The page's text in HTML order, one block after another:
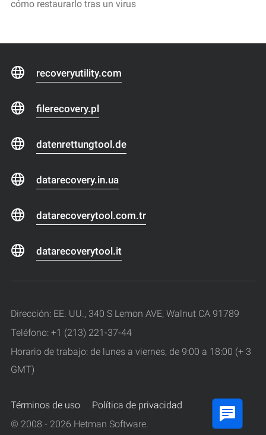
cómo restaurarlo tras un virus
recoveryutility.com
filerecovery.pl
datenrettungtool.de
datarecovery.in.ua
datarecoverytool.com.tr
datarecoverytool.it
Dirección: EE. UU., 340 S Lemon AVE, Walnut CA 91789
Teléfono: +1 (213) 221-37-44
Horario de trabajo: de lunes a viernes, de 9:00 a 18:00 (+ 3
GMT)
Términos de uso
Política de privacidad
© 2008 - 2026 Hetman Software.